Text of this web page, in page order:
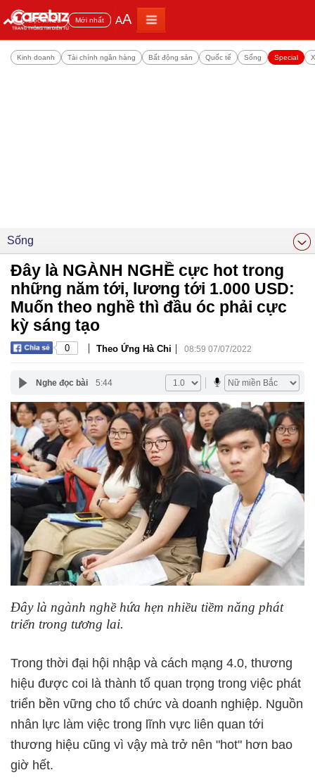
Đọc nhiều Mới nhất AA
Kinh doanh Tài chính ngân hàng Bất động sản Quốc tế Sống Special
Sống
Đây là NGÀNH NGHỀ cực hot trong
những năm tới, lương tới 1.000 USD:
Muốn theo nghề thì đầu óc phải cực
kỳ sáng tạo
0 | Theo Ứng Hà Chi | 08:59 07/07/2022
Nghe đọc bài 5:44
Đây là ngành nghề hứa hẹn nhiều tiềm năng phát
triển trong tương lai.
Trong thời đại hội nhập và cách mạng 4.0, thương
hiệu được coi là thành tố quan trọng trong việc phát
triển bền vững cho tổ chức và doanh nghiệp. Nguồn
nhân lực làm việc trong lĩnh vực liên quan tới
thương hiệu cũng vì vậy mà trở nên "hot" hơn bao
giờ hết.